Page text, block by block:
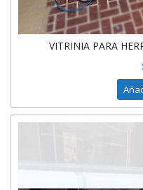
VITRINIA PARA